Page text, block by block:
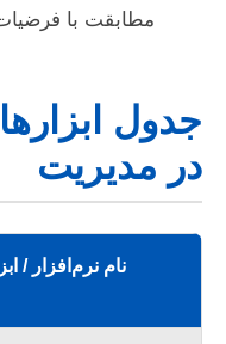
مطابقت با
جدول
در مدیریت
نام نرم‌افزار /